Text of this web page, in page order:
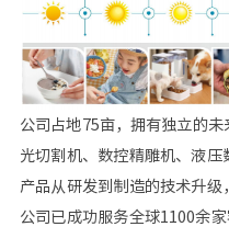
公司占地75亩，拥有独立的
光切割机、数控精雕机、液压
产品从研发到制造的技术升级
公司已成功服务全球1100余